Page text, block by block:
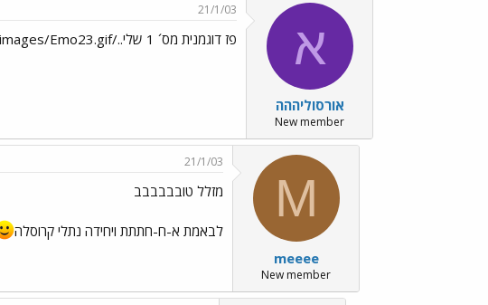
א
אורסוליההה
New member
21/1/03
פז דוגמנית מס´ 1 שלי../images/Emo23.gif../images/Emo23.gif
M
meeee
New member
21/1/03
מזלל טובבבבבב
לבאמת א-ח-חתתת ויחידה נתלי קרוסלה